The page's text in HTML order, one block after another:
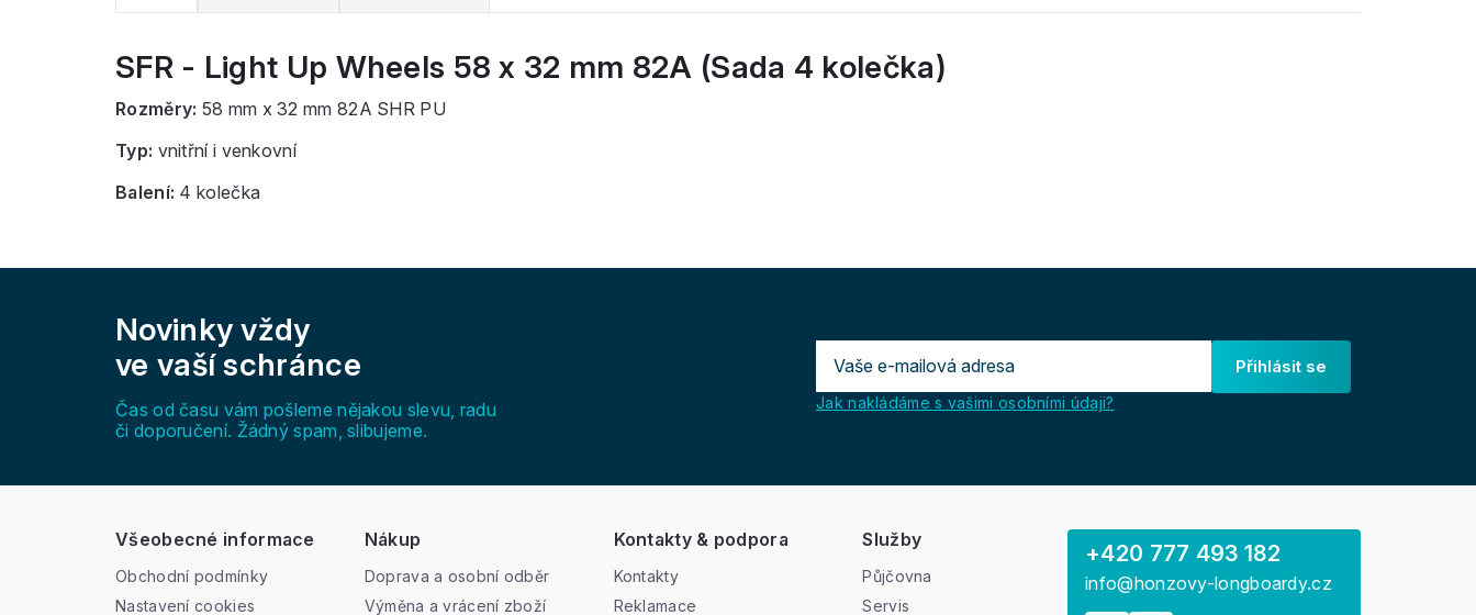
SFR - Light Up Wheels 58 x 32 mm 82A (Sada 4 kolečka)
Rozměry: 58 mm x 32 mm 82A SHR PU
Typ: vnitřní i venkovní
Balení: 4 kolečka
Novinky vždy
ve vaší schránce
Čas od času vám pošleme nějakou slevu, radu
či doporučení. Žádný spam, slibujeme.
Přihlásit se
Jak nakládáme s vašimi osobními údaji?
Všeobecné informace
Obchodní podmínky
Nastavení cookies
Nákup
Doprava a osobní odběr
Výměna a vrácení zboží
Kontakty & podpora
Kontakty
Reklamace
Služby
Půjčovna
Servis
+420 777 493 182
info@honzovy-longboardy.cz